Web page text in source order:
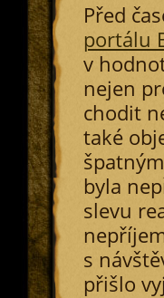
Před
portálu
v
nejen
chodit
také
byla
slevu
s
přišlo